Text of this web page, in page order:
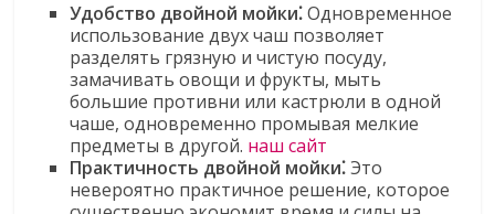
Удобство двойной мойки⁚Одновременное
использование двух чаш позволяет
разделять грязную и чистую посуду,
замачивать овощи и фрукты, мыть
большие противни или кастрюли в одной
чаше, одновременно промывая мелкие
предметы в другой. наш сайт
Практичность двойной мойки⁚Это
невероятно практичное решение, которое